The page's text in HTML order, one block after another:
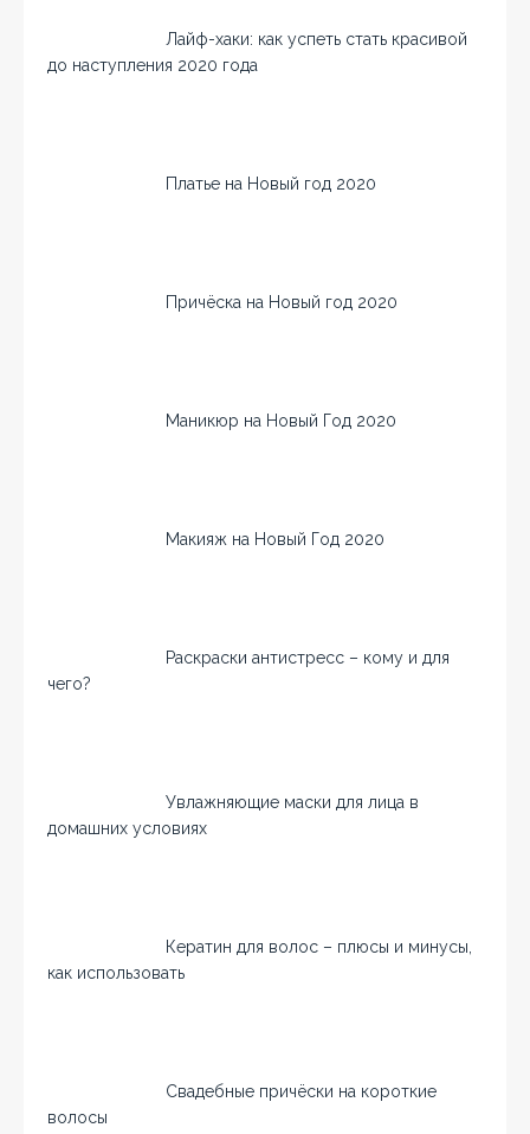
Лайф-хаки: как успеть стать красивой
до наступления 2020 года
Платье на Новый год 2020
Причёска на Новый год 2020
Маникюр на Новый Год 2020
Макияж на Новый Год 2020
Раскраски антистресс – кому и для
чего?
Увлажняющие маски для лица в
домашних условиях
Кератин для волос – плюсы и минусы,
как использовать
Свадебные причёски на короткие
волосы